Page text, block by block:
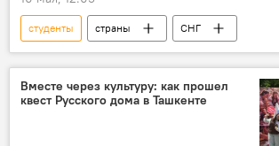
студенты страны
СНГ
Конференция
Наука
Россия
Санкт-Петербург
Вместе через культуру: как прошел
квест Русского дома в Ташкенте